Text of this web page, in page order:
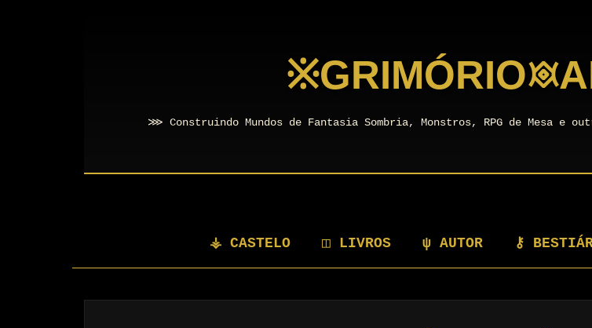
※GRIMÓRIO𖥜
⋙ Construindo Mundos de Fantasia Sombria, Monstros, RPG de Mesa e
⚶ CASTELO ◫ LIVROS ψ AUTOR ⚷